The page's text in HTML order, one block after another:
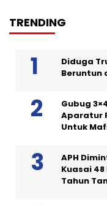
TRENDING
Diduga
Beruntun
Gubug
Aparatur
Untuk
APH
Kuasai
Tahun